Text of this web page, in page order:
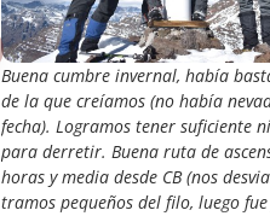
Buena cumbre invernal, había
de la que creíamos (no había
fecha). Logramos tener suficiente
para derretir. Buena ruta de
horas y media desde CB (nos
tramos pequeños del filo, luego